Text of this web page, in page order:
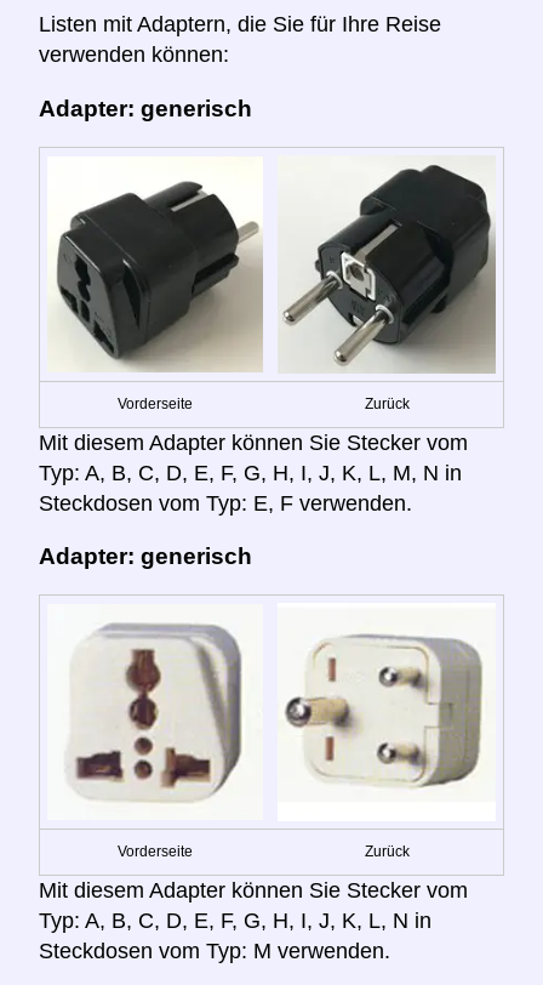
Listen mit Adaptern, die Sie für Ihre Reise
verwenden können:
Adapter: generisch
Vorderseite Zurück
Mit diesem Adapter können Sie Stecker vom
Typ: A, B, C, D, E, F, G, H, I, J, K, L, M, N in
Steckdosen vom Typ: E, F verwenden.
Adapter: generisch
Vorderseite Zurück
Mit diesem Adapter können Sie Stecker vom
Typ: A, B, C, D, E, F, G, H, I, J, K, L, N in
Steckdosen vom Typ: M verwenden.